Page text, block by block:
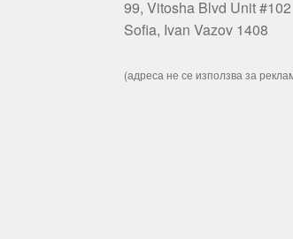
99, Vitosha Blvd Unit #102
Sofia, Ivan Vazov 1408
(адреса не се използва за